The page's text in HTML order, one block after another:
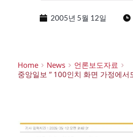
2005년 5월 12일
Home News
언론보도자료
중앙일보 ” 100인치 화면 가정에서